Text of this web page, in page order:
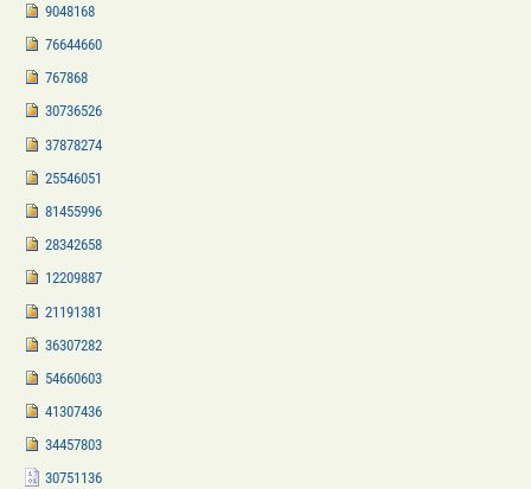
9048168
76644660
767868
30736526
37878274
25546051
81455996
28342658
12209887
21191381
36307282
54660603
41307436
34457803
30751136